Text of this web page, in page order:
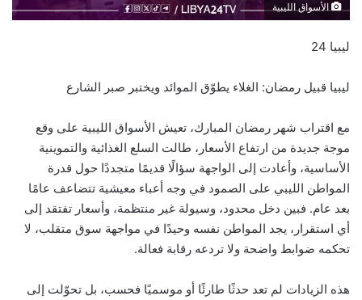
الأسواق الليبية
ليبيا 24
ليبيا قبيل رمضان: الغلاء يطوّق الموائد ويختبر صبر الشارع
مع اقتراب شهر رمضان المبارك، تعيش الأسواق الليبية على وقع
موجة جديدة من ارتفاع الأسعار، طالت السلع الغذائية والتموينية
الأساسية، وأعادت إلى الواجهة سؤالًا قديمًا متجددًا حول قدرة
المواطن الليبي على الصمود في وجه أعباء معيشية تتضاعف عامًا
بعد عام. فبين دخل محدود، وسيولة غير منتظمة، وأسعار تفتقد إلى
أي استقرار، يجد المواطن نفسه وحيدًا في مواجهة سوق متقلب، لا
تحكمه ضوابط واضحة ولا تردعه رقابة فعالة.
هذه الزيادات لم تعد حدثًا طارئًا أو موسميًا فحسب، بل تحوّلت إلى